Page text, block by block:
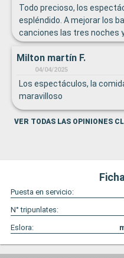
de Giovana, Aressa y Amir.
Todo precioso, los
espléndido. A mejorar los
canciones las tres noches
poco más variado e
Buena disposición
Milton martín F.
04/04/2025
Los espectáculos, la
maravilloso
VER TODAS LAS OPINIONES
Puesta en servicio:
N° tripunlates:
Eslora: